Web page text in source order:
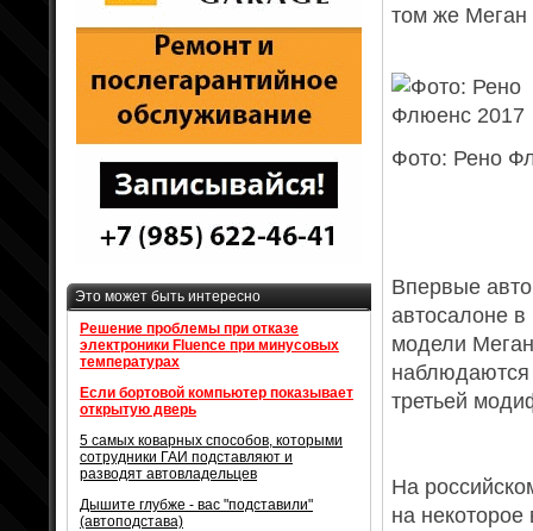
том же Меган
Фото: Рено
Впервые
автосалоне
модели
наблюдаются
третьей
На
на
Это может быть интересно
Решение проблемы при отказе
электроники Fluence при минусовых
температурах
Если бортовой компьютер показывает
открытую дверь
5 самых коварных способов, которыми
сотрудники ГАИ подставляют и
разводят автовладельцев
Дышите глубже - вас "подставили"
(автоподстава)